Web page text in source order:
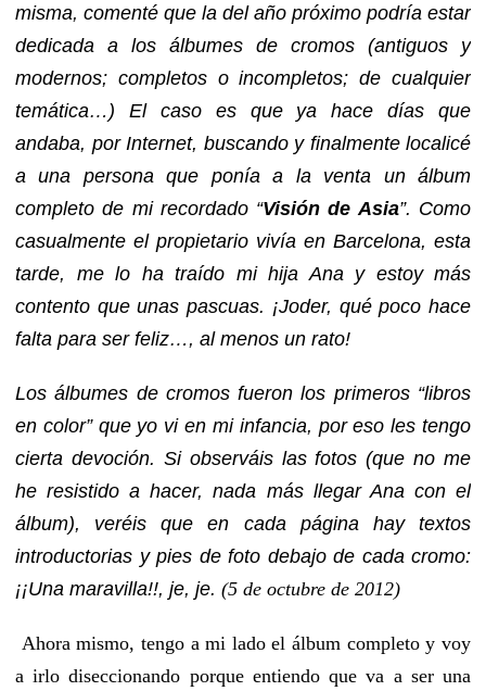
misma, comenté que la del año próximo podría estar
dedicada a los álbumes de cromos (antiguos y
modernos; completos o incompletos; de cualquier
temática…) El caso es que ya hace días que
andaba, por Internet, buscando y finalmente localicé
a una persona que ponía a la venta un álbum
completo de mi recordado “Visión de Asia”. Como
casualmente el propietario vivía en Barcelona, esta
tarde, me lo ha traído mi hija Ana y estoy más
contento que unas pascuas. ¡Joder, qué poco hace
falta para ser feliz…, al menos un rato!
Los álbumes de cromos fueron los primeros “libros
en color” que yo vi en mi infancia, por eso les tengo
cierta devoción. Si observáis las fotos (que no me
he resistido a hacer, nada más llegar Ana con el
álbum), veréis que en cada página hay textos
introductorias y pies de foto debajo de cada cromo:
¡¡Una maravilla!!, je, je. (5 de octubre de 2012)
Ahora mismo, tengo a mi lado el álbum completo y voy
a irlo diseccionando porque entiendo que va a ser una